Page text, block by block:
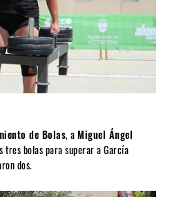
de Bolas, aMiguel Ángel
tres bolas para superar a García
dos.